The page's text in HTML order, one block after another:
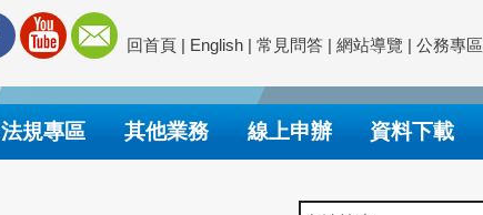
回首頁 | English | 常見問答 | 網站導覽 | 公務專區
法規專區 其他業務 線上申辦 資料下載